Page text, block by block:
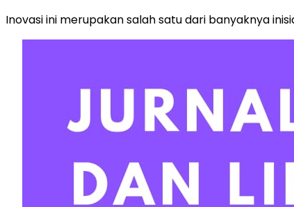
Inovasi ini merupakan salah satu dari banyaknya